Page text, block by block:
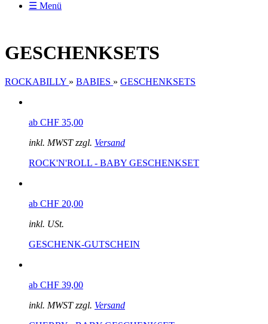
☰ Menü
GESCHENKSETS
ROCKABILLY » BABIES » GESCHENKSETS
ab CHF 35,00
inkl. MWST zzgl. Versand
ROCK'N'ROLL - BABY GESCHENKSET
ab CHF 20,00
inkl. USt.
GESCHENK-GUTSCHEIN
ab CHF 39,00
inkl. MWST zzgl. Versand